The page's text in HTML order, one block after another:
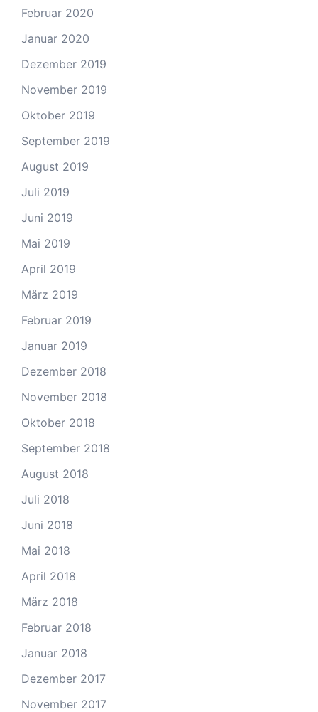
Februar 2020
Januar 2020
Dezember 2019
November 2019
Oktober 2019
September 2019
August 2019
Juli 2019
Juni 2019
Mai 2019
April 2019
März 2019
Februar 2019
Januar 2019
Dezember 2018
November 2018
Oktober 2018
September 2018
August 2018
Juli 2018
Juni 2018
Mai 2018
April 2018
März 2018
Februar 2018
Januar 2018
Dezember 2017
November 2017